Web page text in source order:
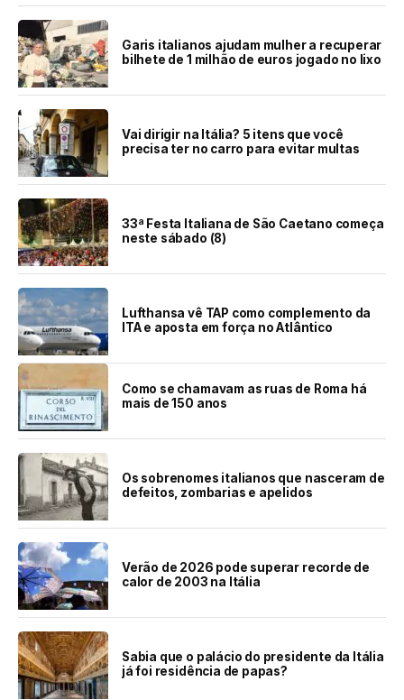
Garis italianos ajudam mulher a recuperar
bilhete de 1 milhão de euros jogado no lixo
Vai dirigir na Itália? 5 itens que você
precisa ter no carro para evitar multas
33ª Festa Italiana de São Caetano começa
neste sábado (8)
Lufthansa vê TAP como complemento da
ITA e aposta em força no Atlântico
Como se chamavam as ruas de Roma há
mais de 150 anos
Os sobrenomes italianos que nasceram de
defeitos, zombarias e apelidos
Verão de 2026 pode superar recorde de
calor de 2003 na Itália
Sabia que o palácio do presidente da Itália
já foi residência de papas?